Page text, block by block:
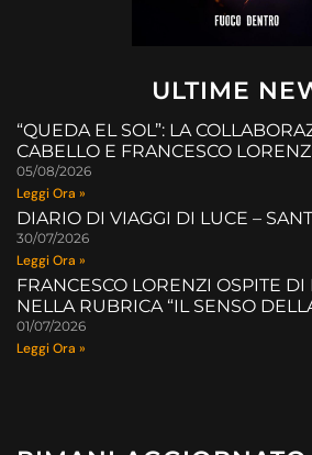
ULTIME
“QUEDA EL SOL”: LA
CABELLO E FRANCESCO
05/08/2026
Leggi Ora »
DIARIO DI VIAGGI DI LUCE –
30/07/2026
Leggi Ora »
FRANCESCO LORENZI OSPITE
NELLA RUBRICA “IL SENSO
01/07/2026
Leggi Ora »